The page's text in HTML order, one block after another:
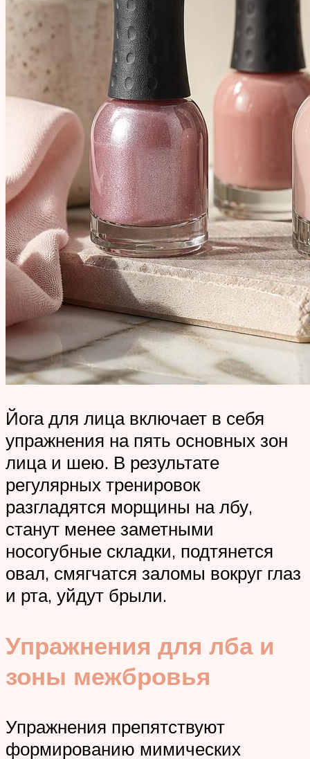
Йога для лица включает в себя
упражнения на пять основных зон
лица и шею. В результате
регулярных тренировок
разгладятся морщины на лбу,
станут менее заметными
носогубные складки, подтянется
овал, смягчатся заломы вокруг глаз
и рта, уйдут брыли.
Упражнения для лба и
зоны межбровья
Упражнения препятствуют
формированию мимических